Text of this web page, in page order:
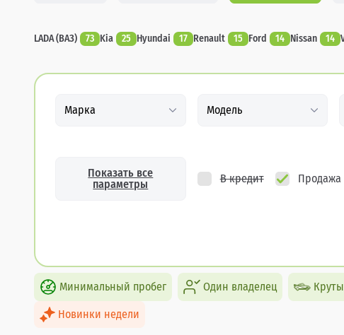
LADA (ВАЗ) 73 Kia 25 Hyundai 17 Renault 15 Ford 14 Nissan 14
Марка Модель
Показать все
параметры
В кредит Продажа
Минимальный пробег Один владелец
Новинки недели